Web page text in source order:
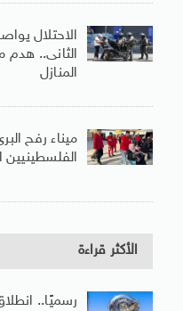
الاحتلال
الثانى.. هدم
المنازل
الفلسطينيين
الأكثر قراءة